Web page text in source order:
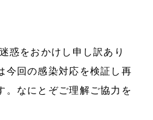
惑をおかけし申し訳あり
今回の感染対応を検証し再
。なにとぞご理解ご協力を